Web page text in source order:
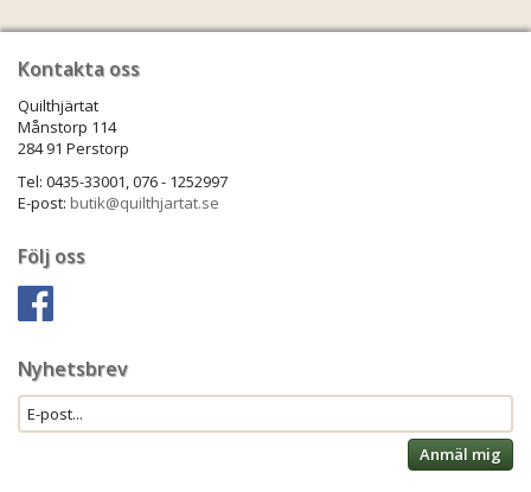
Kontakta oss
Quilthjärtat
Månstorp 114
284 91 Perstorp
Tel: 0435-33001, 076 - 1252997
E-post: butik@quilthjartat.se
Följ oss
Nyhetsbrev
Anmäl mig